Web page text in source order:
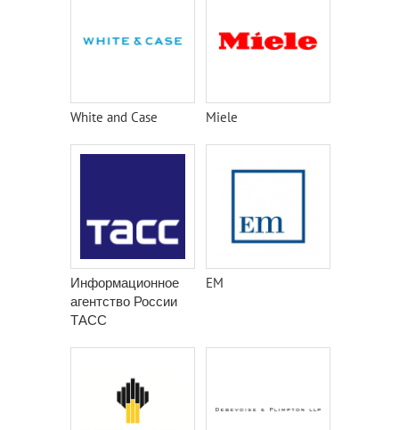
White and Case Miele
Информационное
агентство России
ТАСС
EM